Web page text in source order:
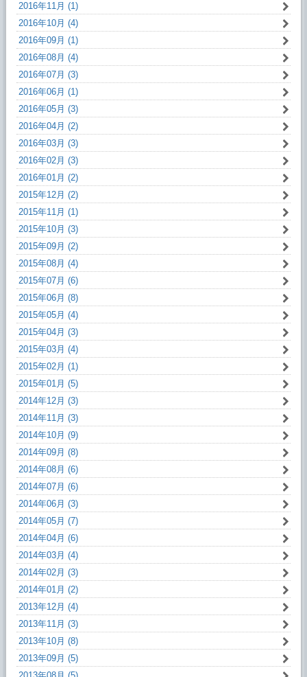
2016年11月 (1)
2016年10月 (4)
2016年09月 (1)
2016年08月 (4)
2016年07月 (3)
2016年06月 (1)
2016年05月 (3)
2016年04月 (2)
2016年03月 (3)
2016年02月 (3)
2016年01月 (2)
2015年12月 (2)
2015年11月 (1)
2015年10月 (3)
2015年09月 (2)
2015年08月 (4)
2015年07月 (6)
2015年06月 (8)
2015年05月 (4)
2015年04月 (3)
2015年03月 (4)
2015年02月 (1)
2015年01月 (5)
2014年12月 (3)
2014年11月 (3)
2014年10月 (9)
2014年09月 (8)
2014年08月 (6)
2014年07月 (6)
2014年06月 (3)
2014年05月 (7)
2014年04月 (6)
2014年03月 (4)
2014年02月 (3)
2014年01月 (2)
2013年12月 (4)
2013年11月 (3)
2013年10月 (8)
2013年09月 (5)